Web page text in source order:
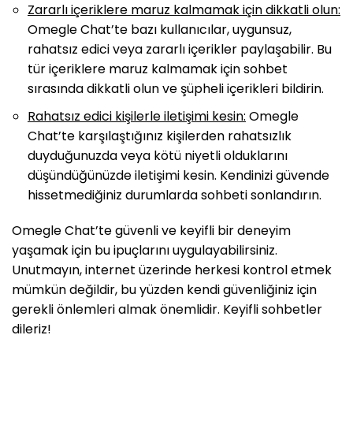
Zararlı içeriklere maruz kalmamak için dikkatli olun:
Omegle Chat’te bazı kullanıcılar, uygunsuz,
rahatsız edici veya zararlı içerikler paylaşabilir. Bu
tür içeriklere maruz kalmamak için sohbet
sırasında dikkatli olun ve şüpheli içerikleri bildirin.
Rahatsız edici kişilerle iletişimi kesin: Omegle
Chat’te karşılaştığınız kişilerden rahatsızlık
duyduğunuzda veya kötü niyetli olduklarını
düşündüğünüzde iletişimi kesin. Kendinizi güvende
hissetmediğiniz durumlarda sohbeti sonlandırın.
Omegle Chat’te güvenli ve keyifli bir deneyim
yaşamak için bu ipuçlarını uygulayabilirsiniz.
Unutmayın, internet üzerinde herkesi kontrol etmek
mümkün değildir, bu yüzden kendi güvenliğiniz için
gerekli önlemleri almak önemlidir. Keyifli sohbetler
dileriz!